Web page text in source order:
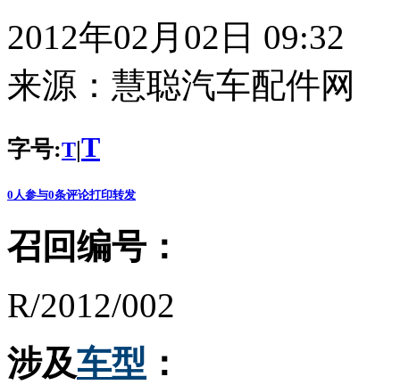
2012年02月02日 09:32
来源： 慧聪汽车配件网
字号:T|T
0 人参与0条评论打印转发
召回编号：
R/2012/002
涉及车型 ：